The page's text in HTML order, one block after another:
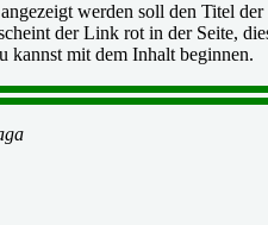
werden soll den Titel
der Link rot in der Seite,
kannst mit dem Inhalt beginnen.